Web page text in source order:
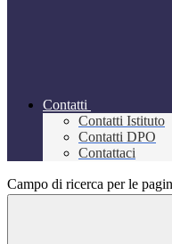
Contatti
Contatti Istituto
Contatti DPO
Contattaci
Campo di ricerca per le